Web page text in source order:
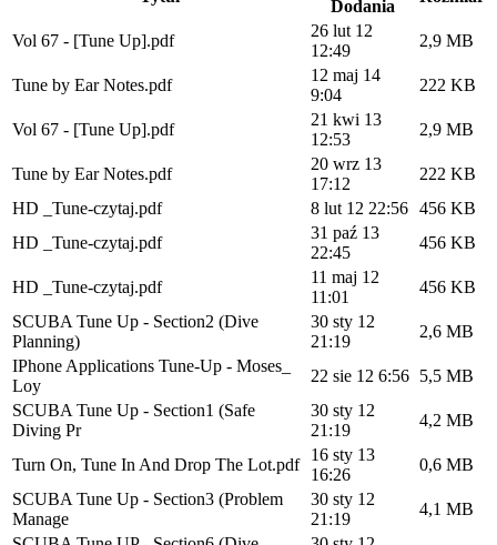
Dodania
Vol 67 - [Tune Up].pdf
26 lut 12
12:49
2,9 MB
Tune by Ear Notes.pdf
12 maj 14
9:04
222 KB
Vol 67 - [Tune Up].pdf
21 kwi 13
12:53
2,9 MB
Tune by Ear Notes.pdf
20 wrz 13
17:12
222 KB
HD _Tune-czytaj.pdf
8 lut 12 22:56 456 KB
HD _Tune-czytaj.pdf
31 paź 13
22:45
456 KB
HD _Tune-czytaj.pdf
11 maj 12
11:01
456 KB
SCUBA Tune Up - Section2 (Dive
Planning)
30 sty 12
21:19
2,6 MB
IPhone Applications Tune-Up - Moses_
Loy
22 sie 12 6:56 5,5 MB
SCUBA Tune Up - Section1 (Safe
Diving Pr
30 sty 12
21:19
4,2 MB
Turn On, Tune In And Drop The Lot.pdf
16 sty 13
16:26
0,6 MB
SCUBA Tune Up - Section3 (Problem
Manage
30 sty 12
21:19
4,1 MB